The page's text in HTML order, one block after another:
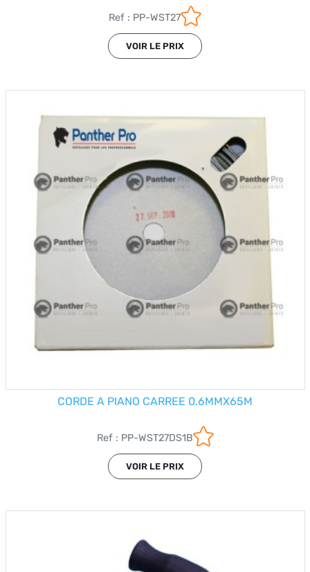
Ref : PP-WST27
VOIR LE PRIX
CORDE A PIANO CARREE 0.6MMX65M
Ref : PP-WST27DS1B
VOIR LE PRIX